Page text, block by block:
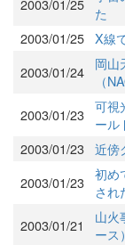
2003/01/25
た
2003/01/25 X線
2003/01/24
岡山
（
2003/01/23 可視
ール
2003/01/23 近傍
2003/01/23 初め
され
2003/01/21
山火
ース）